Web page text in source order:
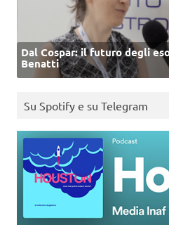
Dal Cospar: il futuro degli
Benatti
Su Spotify e su Telegram